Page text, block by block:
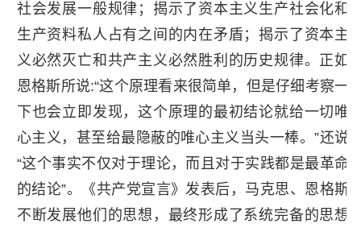
社会发展一般规律；揭示了资本主义生产社会化和
生产资料私人占有之间的内在矛盾；揭示了资本主
义必然灭亡和共产主义必然胜利的历史规律。正如
恩格斯所说:“这个原理看来很简单，但是仔细考察一
下也会立即发现，这个原理的最初结论就给一切唯
心主义，甚至给最隐蔽的唯心主义当头一棒。”还说
“这个事实不仅对于理论，而且对于实践都是最革命
的结论”。《共产党宣言》发表后，马克思、恩格斯
不断发展他们的思想，最终形成了系统完备的思想